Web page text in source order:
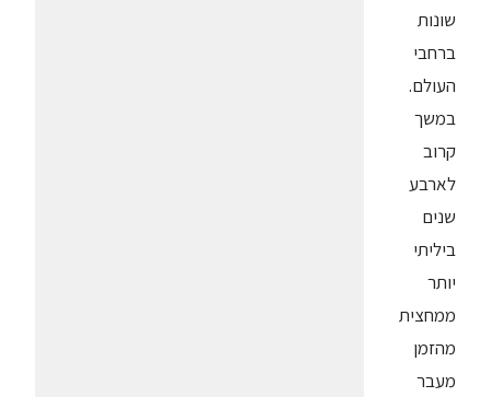
שונות
ברחבי
העולם.
במשך
קרוב
לארבע
שנים
ביליתי
יותר
ממחצית
מהזמן
מעבר